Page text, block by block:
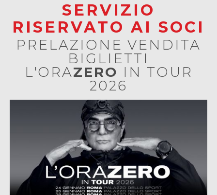
SERVIZIO
RISERVATO AI SOCI
PRELAZIONE VENDITA
BIGLIETTI
L'ORAZERO IN TOUR
2026